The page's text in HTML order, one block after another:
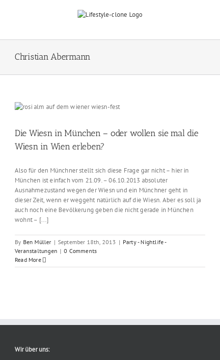
Christian Abermann
Die Wiesn in München – oder wollen sie mal die
Wiesn in Wien erleben?
Also für den Münchner stellt sich diese Frage gar nicht – hier in
München ist einfach vom 21.09. – 06.10.2013 absoluter
Ausnahmezustand wegen der Wiesn und ein Münchner geht in
dieser Zeit, wenn er weggeht natürlich auf die Wiesn. Aber es soll ja
auch noch eine Bevölkerung geben die nicht gerade in München
wohnt – [...]
By Ben Müller | September 18th, 2013 | Party - Nightlife -
Veranstaltungen | 0 Comments
Read More
Wir über uns: